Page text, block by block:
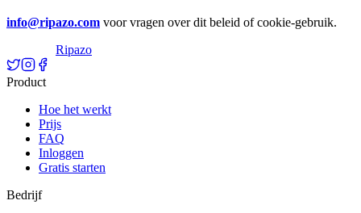
info@ripazo.com voor vragen over dit beleid of cookie-gebruik.
Ripazo
Product
Hoe het werkt
Prijs
FAQ
Inloggen
Gratis starten
Bedrijf